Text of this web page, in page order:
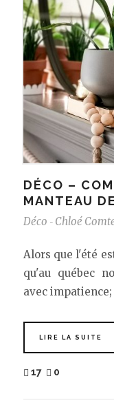
DÉCO –
MANTEAU
Déco - Chloé
Alors que l'été
qu'au québec
avec
LIRE LA SUITE
17 0